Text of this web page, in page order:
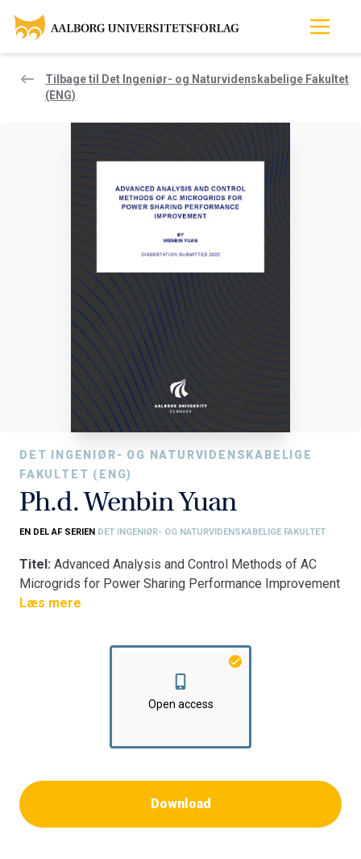
Tilbage til Det Ingeniør- og Naturvidenskabelige Fakultet
(ENG)
DET INGENIØR- OG NATURVIDENSKABELIGE
FAKULTET (ENG)
Ph.d. Wenbin Yuan
EN DEL AF SERIEN DET INGENIØR- OG NATURVIDENSKABELIGE FAKULTET
Titel: Advanced Analysis and Control Methods of AC
Microgrids for Power Sharing Performance Improvement
Fakultet:Det Ingeniør- og Naturvidenskabelige Fakultet
Læs mere
Open access
Download